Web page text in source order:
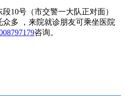
10号（市交警一大队正对面）
多 ，来院就诊朋友可乘坐医院
咨询。